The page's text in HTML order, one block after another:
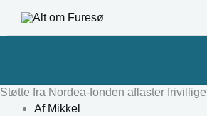
Støtte fra Nordea-fonden aflaster frivillige
AfMikkel